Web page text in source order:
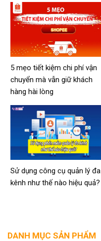
5 mẹo tiết kiệm chi phí vận
chuyển mà vẫn giữ khách
hàng hài lòng
Sử dụng công cụ quản lý đa
kênh như thế nào hiệu quả?
DANH MỤC SẢN PHẨM